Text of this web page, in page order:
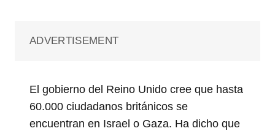
ADVERTISEMENT
El gobierno del Reino Unido cree que hasta
60.000 ciudadanos británicos se
encuentran en Israel o Gaza. Ha dicho que